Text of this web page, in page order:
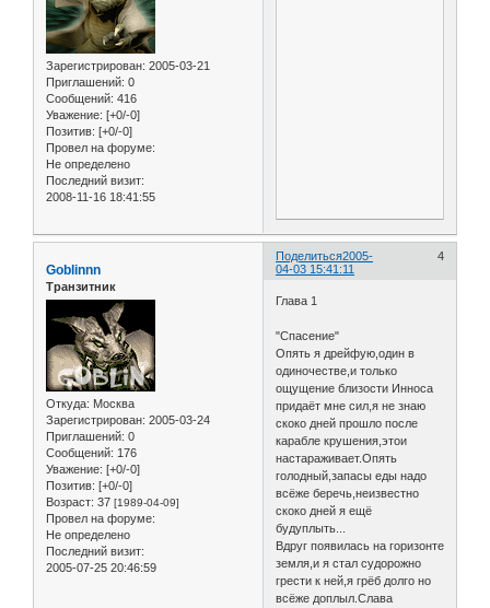
Зарегистрирован: 2005-03-21
Приглашений: 0
Сообщений: 416
Уважение: [+0/-0]
Позитив: [+0/-0]
Провел на форуме:
Не определено
Последний визит:
2008-11-16 18:41:55
Поделиться 4
2005-
04-03 15:41:11
Goblinnn
Транзитник
Откуда: Москва
Зарегистрирован: 2005-03-24
Приглашений: 0
Сообщений: 176
Уважение: [+0/-0]
Позитив: [+0/-0]
Возраст: 37 [1989-04-09]
Провел на форуме:
Не определено
Последний визит:
2005-07-25 20:46:59
Глава 1
"Спасение"
Опять я дрейфую,один в
одиночестве,и только
ощущение близости Инноса
придаёт мне сил,я не знаю
скоко дней прошло после
карабле крушения,этои
настараживает.Опять
голодный,запасы еды надо
всёже беречь,неизвестно
скоко дней я ещё
будуплыть...
Вдруг появилась на горизонте
земля,и я стал судорожно
грести к ней,я грёб долго но
всёже доплыл.Слава